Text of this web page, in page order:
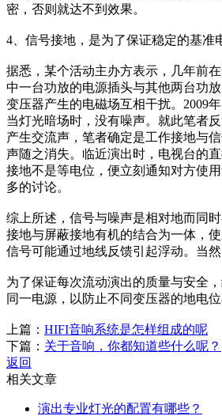
密，否则就达不到效果。
4、信号接地，是为了保证稳定的基准
据悉，某个活动主办方表示，几年前
中一台功放的电源插头与其他两台功
变压器产生的电磁场互相干扰。2009
当灯光暗场时，没有噪声。就此笔者
产生交流声，笔者确定是工作接地与
声随之消失。临近演出时，电视台的
接地不是等电位，便立刻通知对方使
多的讨论。
综上所述，信号与噪声是相对地而同
接地与屏蔽接地有机的结合为一体，
信号可能通过地线反馈引起浮动。当
为了保证每次流动演出的质量与安全
同一电源，以防止不同变压器的地电位
上篇： HIFI音响系统是怎样组成的呢
下篇： 关于音响，你都知道些什么呢？
返回
相关文章
演出专业灯光的配置有哪些？